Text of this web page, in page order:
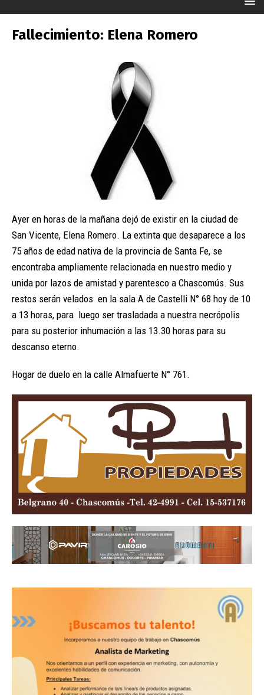
Fallecimiento: Elena Romero
Ayer en horas de la mañana dejó de existir en la ciudad de
San Vicente, Elena Romero. La extinta que desaparece a los
75 años de edad nativa de la provincia de Santa Fe, se
encontraba ampliamente relacionada en nuestro medio y
unida por lazos de amistad y parentesco a Chascomús. Sus
restos serán velados en la sala A de Castelli N° 68 hoy de 10
a 13 horas, para luego ser trasladada a nuestra necrópolis
para su posterior inhumación a las 13.30 horas para su
descanso eterno.
Hogar de duelo en la calle Almafuerte N° 761.